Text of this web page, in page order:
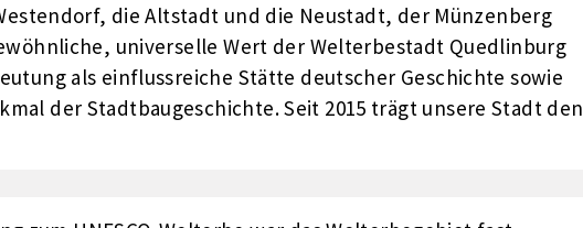
dieAltstadt und die Neustadt, der Münzenberg
universelle Wert der Welterbestadt Quedlinburg
als einflussreiche Stätte deutscher Geschichte sowie
der Stadtbaugeschichte. Seit 2015 trägt unsere Stadt den